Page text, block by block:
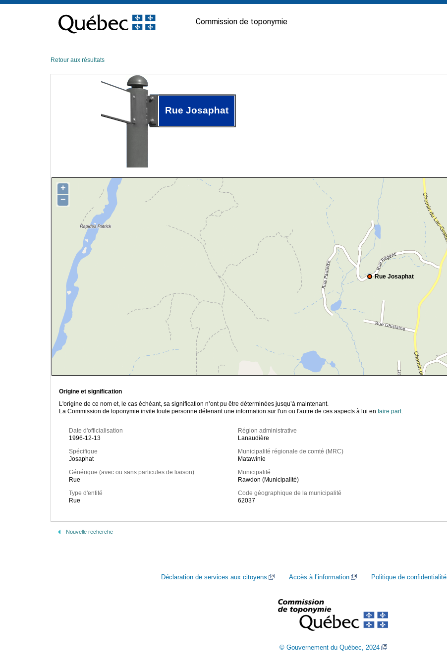
contenu
Commission de toponymie
Retour aux résultats
Rue Josaphat
Rue Josaphat
+
−
Origine et signification
L'origine de ce nom et, le cas échéant, sa signification n’ont pu être déterminées jusqu’à maintenant.
La Commission de toponymie invite toute personne détenant une information sur l'un ou l'autre de ces aspects à lui en faire part.
Date d'officialisation
1996-12-13
Spécifique
Josaphat
Générique (avec ou sans particules de liaison)
Rue
Type d'entité
Rue
Région administrative
Lanaudière
Municipalité régionale de comté (MRC)
Matawinie
Municipalité
Rawdon (Municipalité)
Code géographique de la municipalité
62037
Nouvelle recherche
Déclaration de services aux citoyens Accès à l’information Politique de confidentialité
© Gouvernement du Québec, 2024